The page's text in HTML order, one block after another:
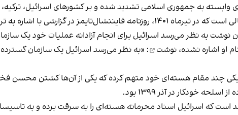
به جمهوری اسلامی تشدید شده و بر کشورهای اسرائیل، ترکیه،
همچنین اختصاص بودجه هنگفت برای وزارت اطلاعات در حالی است که در تیرماه ۱۴۰۱،
نوشت به نظر می‌رسد اسرائیل برای انجام آزادانه عملیات خود یک
او اشاره‌ نشده، نوشت
: «به نظر می‌رسد اسرائیل یک سازمان گسترده
چند مقام هسته‌ای خود متهم کرده که یکی از آن‌ها کشتن محسن
خودکار در آذر ۱۳۹۹ بود.
که اسرائیل اسناد محرمانه هسته‌ای را به سرقت برده و به